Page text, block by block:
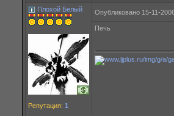
Плохой Белый
Репутация: 1
Опубликовано 15-11-
Печь